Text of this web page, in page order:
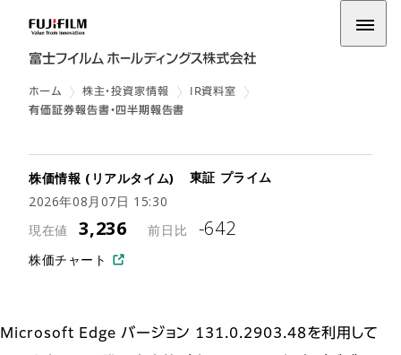
ホーム 株主・投資家情報
IR資料室
有価証券報告書・四半期報告書
Microsoft Edge バージョン 131.0.2903.48を利用して